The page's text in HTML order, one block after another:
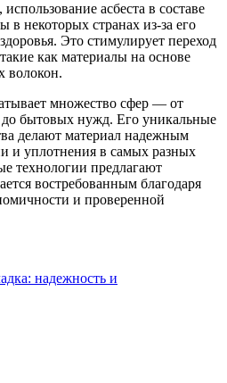
асбеста в составе
в некоторых странах из-за его
Это стимулирует переход
как материалы на основе
волокон.
множество сфер — от
бытовых нужд. Его уникальные
делают материал надежным
и уплотнения в самых разных
технологии предлагают
востребованным благодаря
и проверенной
надежность и